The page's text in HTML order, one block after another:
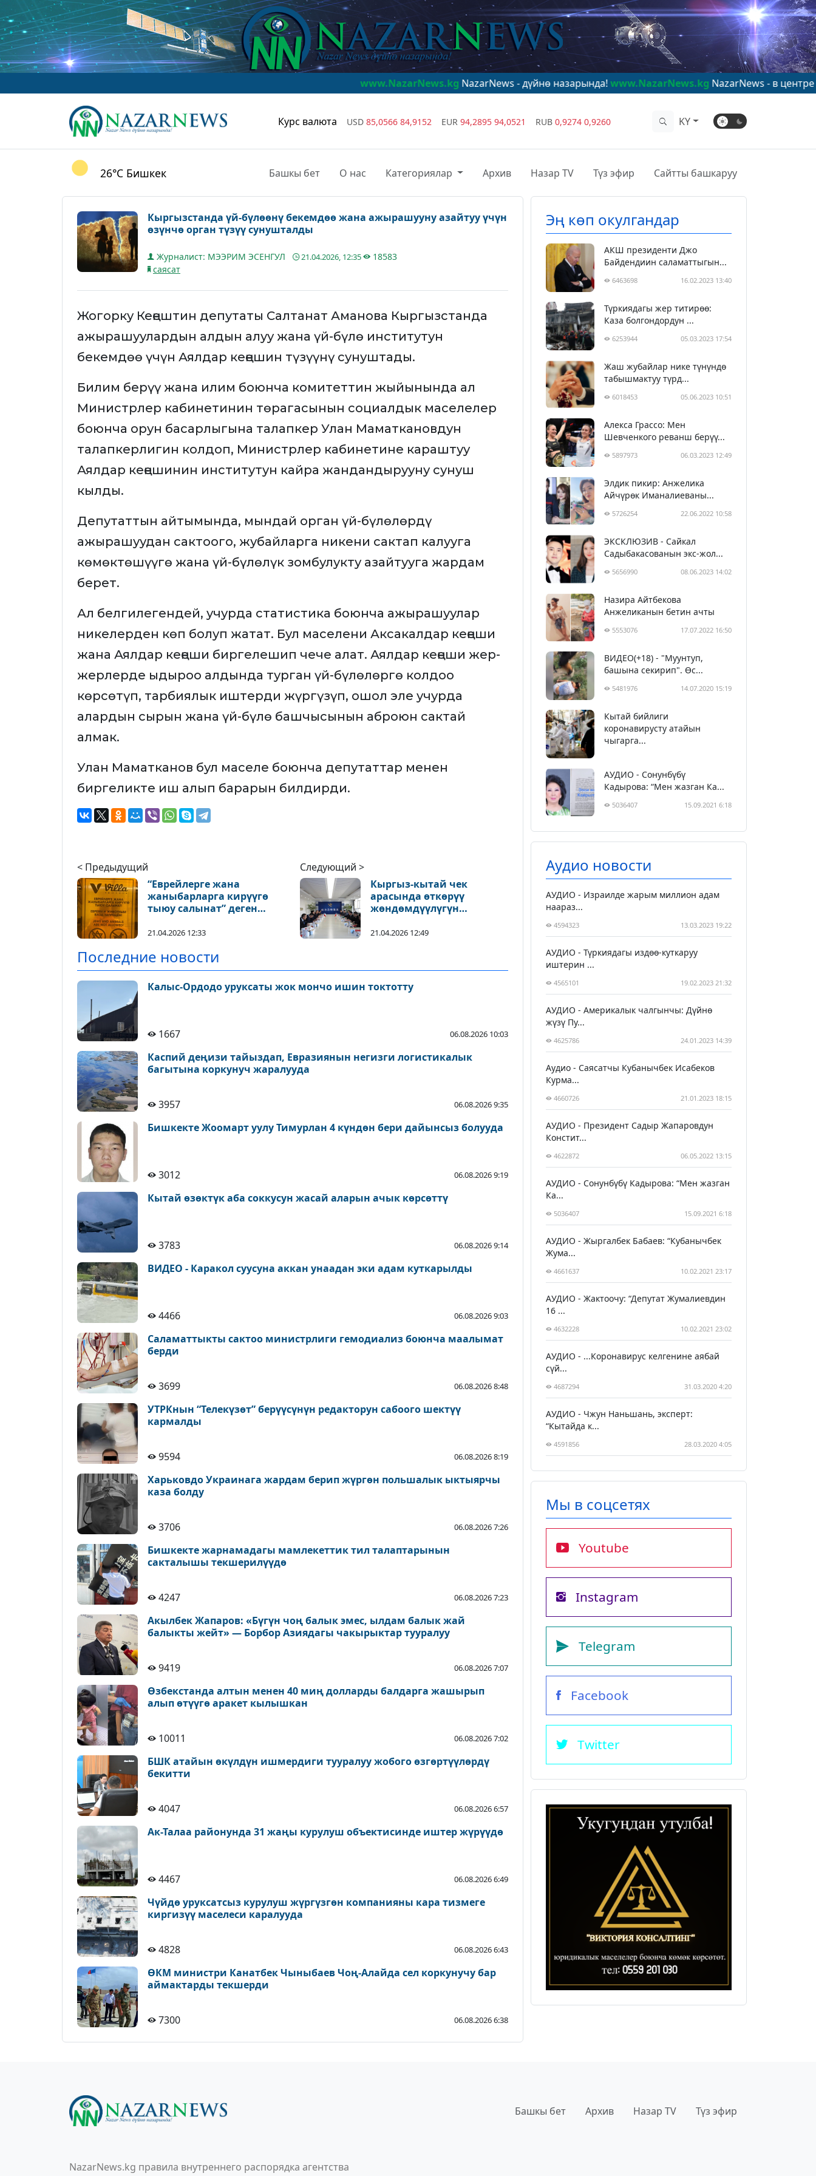
www.NazarNews.kgNazarNews - дүйнө назарында!www.NazarNews.kgNazarNews - в центре мирового
Курс валюта USD 85,0566 84,9152 EUR 94,2895 94,0521 RUB 0,9274 0,9260 KY
26°C Бишкек Башкы бет О нас Категориялар Архив Назар TV Түз эфир Сайтты башкаруу
Кыргызстанда үй-бүлөөнү бекемдөө жана ажырашууну азайтуу үчүн
өзүнчө орган түзүү сунушталды
Журналист: МЭЭРИМ ЭСЕНГУЛ 21.04.2026, 12:35
18583
саясат
Жогорку Кеңештин депутаты Салтанат Аманова Кыргызстанда
ажырашуулардын алдын алуу жана үй-бүлө институтун
бекемдөө үчүн Аялдар кеңешин түзүүнү сунуштады.
Билим берүү жана илим боюнча комитеттин жыйынында ал
Министрлер кабинетинин төрагасынын социалдык маселелер
боюнча орун басарлыгына талапкер Улан Маматкановдун
талапкерлигин колдоп, Министрлер кабинетине караштуу
Аялдар кеңешинин институтун кайра жандандырууну сунуш
кылды.
Депутаттын айтымында, мындай орган үй-бүлөлөрдү
ажырашуудан сактоого, жубайларга никени сактап калууга
көмөктөшүүгө жана үй-бүлөлүк зомбулукту азайтууга жардам
берет.
Ал белгилегендей, учурда статистика боюнча ажырашуулар
никелерден көп болуп жатат. Бул маселени Аксакалдар кеңеши
жана Аялдар кеңеши биргелешип чече алат. Аялдар кеңеши жер-
жерлерде ыдыроо алдында турган үй-бүлөлөргө колдоо
көрсөтүп, тарбиялык иштерди жүргүзүп, ошол эле учурда
алардын сырын жана үй-бүлө башчысынын аброюн сактай
алмак.
Улан Маматканов бул маселе боюнча депутаттар менен
биргеликте иш алып барарын билдирди.
< Предыдущий
“Еврейлерге жана
жаныбарларга кирүүгө
тыюу салынат” деген
21.04.2026 12:33
Следующий >
Кыргыз-кытай чек
арасында өткөрүү
жөндөмдүүлүгүн
чаралар талкууланды
21.04.2026 12:49
Последние новости
Калыс-Ордодо уруксаты жок мончо ишин токтотту
1667 06.08.2026 10:03
Каспий деңизи тайыздап, Евразиянын негизги логистикалык
багытына коркунуч жаралууда
3957 06.08.2026 9:35
Бишкекте Жоомарт уулу Тимурлан 4 күндөн бери дайынсыз болууда
3012 06.08.2026 9:19
Кытай өзөктүк аба соккусун жасай аларын ачык көрсөттү
3783 06.08.2026 9:14
ВИДЕО - Каракол суусуна аккан унаадан эки адам куткарылды
4466 06.08.2026 9:03
Саламаттыкты сактоо министрлиги гемодиализ боюнча маалымат
берди
3699 06.08.2026 8:48
УТРКнын “Телекүзөт” берүүсүнүн редакторун сабоого шектүү
кармалды
9594 06.08.2026 8:19
Харьковдо Украинага жардам берип жүргөн польшалык ыктыярчы
каза болду
3706 06.08.2026 7:26
Бишкекте жарнамадагы мамлекеттик тил талаптарынын
сакталышы текшерилүүдө
4247 06.08.2026 7:23
Акылбек Жапаров: «Бүгүн чоң балык эмес, ылдам балык жай
балыкты жейт» — Борбор Азиядагы чакырыктар тууралуу
9419 06.08.2026 7:07
Өзбекстанда алтын менен 40 миң долларды балдарга жашырып
алып өтүүгө аракет кылышкан
10011 06.08.2026 7:02
БШК атайын өкүлдүн ишмердиги тууралуу жобого өзгөртүүлөрдү
бекитти
4047 06.08.2026 6:57
Ак-Талаа районунда 31 жаңы курулуш объектисинде иштер жүрүүдө
4467 06.08.2026 6:49
Чүйдө уруксатсыз курулуш жүргүзгөн компанияны кара тизмеге
киргизүү маселеси каралууда
4828 06.08.2026 6:43
ӨКМ министри Канатбек Чыныбаев Чоң-Алайда сел коркунучу бар
аймактарды текшерди
7300 06.08.2026 6:38
Эң көп окулгандар
АКШ президенти Джо
Байдендиин саламаттыгын...
6463698 16.02.2023 13:40
Түркиядагы жер титирөө:
Каза болгондордун ...
6253944 05.03.2023 17:54
Жаш жубайлар нике түнүндө
табышмактуу түрд...
6018453 05.06.2023 10:51
Алекса Грассо: Мен
Шевченкого реванш берүү...
5897973 06.03.2023 12:49
Элдик пикир: Анжелика
Айчүрөк Иманалиеваны...
5726254 22.06.2022 10:58
ЭКСКЛЮЗИВ - Сайкал
Садыбакасованын экс-жол...
5656990 08.06.2023 14:02
Назира Айтбекова
Анжеликанын бетин ачты
5553076 17.07.2022 16:50
ВИДЕО(+18) - "Муунтуп,
башына секирип". Өс...
5481976 14.07.2020 15:19
Кытай бийлиги
коронавирусту атайын
чыгарга...
АУДИО - Сонунбүбү
Кадырова: “Мен жазган Ка...
5036407 15.09.2021 6:18
Аудио новости
АУДИО - Израилде жарым миллион адам
наараз...
4594323 13.03.2023 19:22
АУДИО - Түркиядагы издөө-куткаруу
иштерин ...
4565101 19.02.2023 21:32
АУДИО - Америкалык чалгынчы: Дүйнө
жүзү Пу...
4625786 24.01.2023 14:39
Аудио - Саясатчы Кубанычбек Исабеков
Курма...
4660726 21.01.2023 18:15
АУДИО - Президент Садыр Жапаровдун
Констит...
4622872 06.05.2022 13:15
АУДИО - Сонунбүбү Кадырова: “Мен жазган
Ка...
5036407 15.09.2021 6:18
АУДИО - Жыргалбек Бабаев: “Кубанычбек
Жума...
4661637 10.02.2021 23:17
АУДИО - Жактоочу: “Депутат Жумалиевдин
16 ...
4632228 10.02.2021 23:02
АУДИО - ...Коронавирус келгенине аябай
сүй...
4687294 31.03.2020 4:20
АУДИО - Чжун Наньшань, эксперт:
“Кытайда к...
4591856 28.03.2020 4:05
Мы в соцсетях
Youtube
Instagram
Telegram
Facebook
Twitter
Башкы бет Архив Назар TV Түз эфир
NazarNews.kg правила внутреннего распорядка агентства